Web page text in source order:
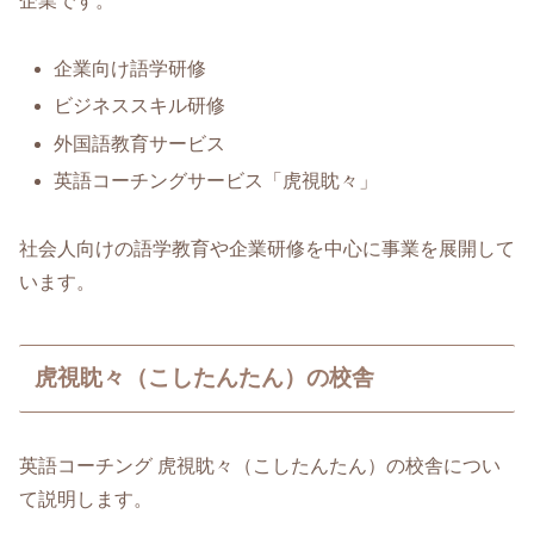
企業向け語学研修
ビジネススキル研修
外国語教育サービス
英語コーチングサービス「虎視眈々」
社会人向けの語学教育や企業研修を中心に事業を展開して
います。
虎視眈々（こしたんたん）の校舎
英語コーチング 虎視眈々（こしたんたん）の校舎につい
て説明します。